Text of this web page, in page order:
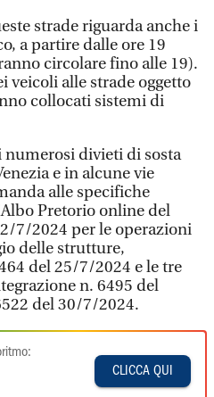
strade riguarda anche i
a partire dalle ore 19
circolare fino alle 19).
veicoli alle strade oggetto
collocati sistemi di
numerosi divieti di sosta
e in alcune vie
alle specifiche
Pretorio online del
7/2024 per le operazioni
delle strutture,
del 25/7/2024 e le tre
n. 6495 del
del 30/7/2024.
CLICCA QUI